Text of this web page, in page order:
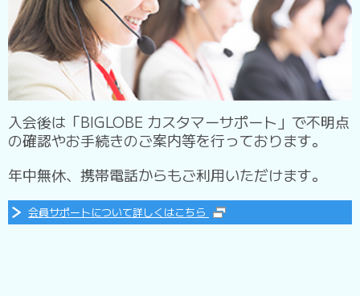
入会後は「BIGLOBE カスタマーサポート」で不明点
の確認やお手続きのご案内等を行っております。
年中無休、携帯電話からもご利用いただけます。
会員サポートについて詳しくはこちら